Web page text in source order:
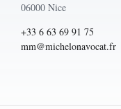
06000 Nice
+33 6 63 69 91 75
mm@michelonavocat.fr